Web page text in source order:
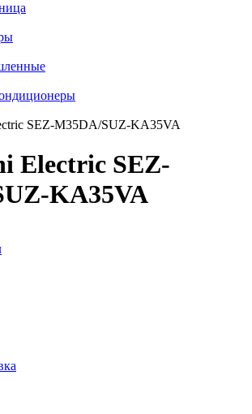
SEZ-M35DA/SUZ-KA35VA
Electric SEZ-
KA35VA